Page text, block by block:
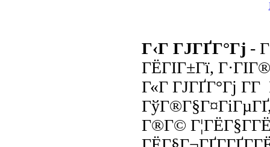
Г‹Г ГЈГҐГ°Гј -
ГЁГІГ±Гї,
Г«Г ГЈГҐГ°Гј Г­Г
Г®Г©